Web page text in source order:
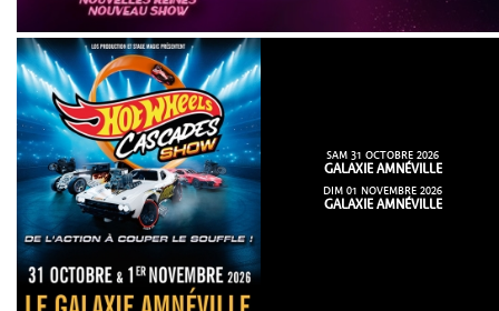
SAM 31 OCTOBRE 2026
GALAXIE AMNÉVILLE
DIM 01 NOVEMBRE 2026
GALAXIE AMNÉVILLE